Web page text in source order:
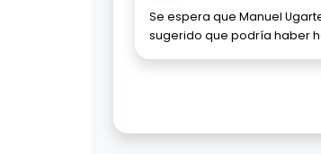
Se espera que Manuel
sugerido que podría haber